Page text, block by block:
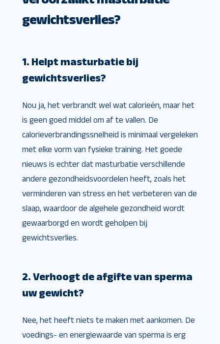
gewichtsverlies?
1. Helpt masturbatie bij
gewichtsverlies?
Nou ja, het verbrandt wel wat calorieën, maar het
is geen goed middel om af te vallen. De
calorieverbrandingssnelheid is minimaal vergeleken
met elke vorm van fysieke training. Het goede
nieuws is echter dat masturbatie verschillende
andere gezondheidsvoordelen heeft, zoals het
verminderen van stress en het verbeteren van de
slaap, waardoor de algehele gezondheid wordt
gewaarborgd en wordt geholpen bij
gewichtsverlies.
2. Verhoogt de afgifte van sperma
uw gewicht?
Nee, het heeft niets te maken met aankomen. De
voedings- en energiewaarde van sperma is erg